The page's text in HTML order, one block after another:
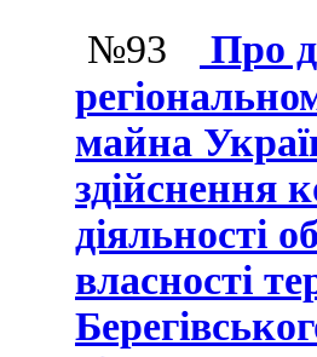
№93
Про
майна
здійснення
діяльності
власності